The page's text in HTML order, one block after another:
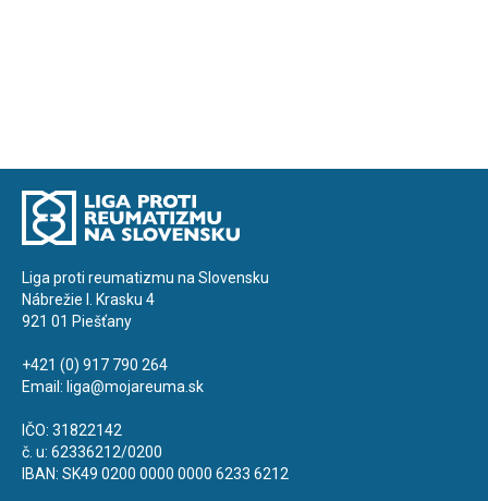
Liga proti reumatizmu na Slovensku
Nábrežie I. Krasku 4
921 01 Piešťany
+421 (0) 917 790 264
Email: liga@mojareuma.sk
IČO: 31822142
č. u: 62336212/0200
IBAN: SK49 0200 0000 0000 6233 6212